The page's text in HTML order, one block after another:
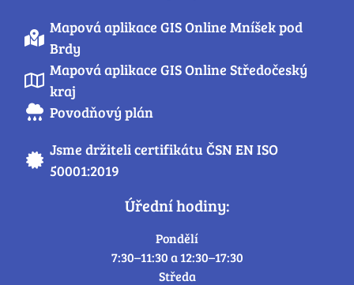
Mapová aplikace GIS Online Mníšek pod
Brdy
Mapová aplikace GIS Online Středočeský
kraj
Povodňový plán
Jsme držiteli certifikátu ČSN EN ISO
50001:2019
Úřední hodiny:
Pondělí
7:30–11:30 a 12:30–17:30
Středa